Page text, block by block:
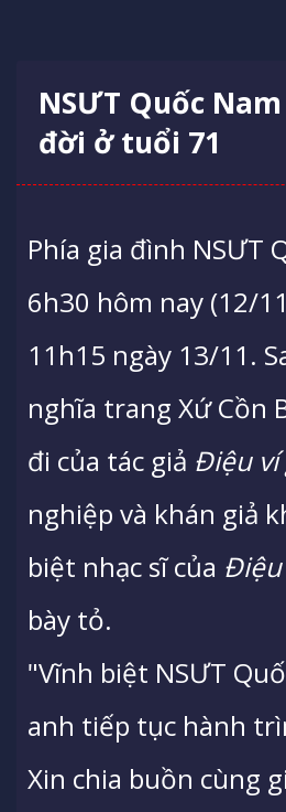
NSƯT Quốc
đời ở tuổi 71
Phía gia đình NSƯT
6h30 hôm nay (12/
11h15 ngày 13/11.
nghĩa trang Xứ Cồn
đi của tác giả Điệu ví
nghiệp và khán giả
biệt nhạc sĩ của Điệu
bày tỏ.
"Vĩnh biệt NSƯT
anh tiếp tục hành
Xin chia buồn cùng